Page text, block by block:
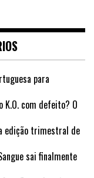
para
K.O. com defeito? O
edição trimestral de
sai finalmente